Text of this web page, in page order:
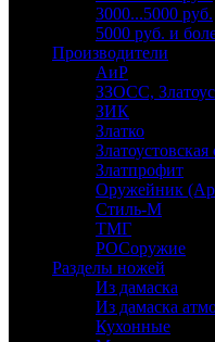
3000...5000 руб.
5000 руб. и
Производители
АиР
ЗЗОСС,
ЗИК
Златко
Златпрофит
Оружейник
Стиль-М
ТМГ
РОСоружие
Разделы ножей
Из дамаска
Из дамаска
Кухонные